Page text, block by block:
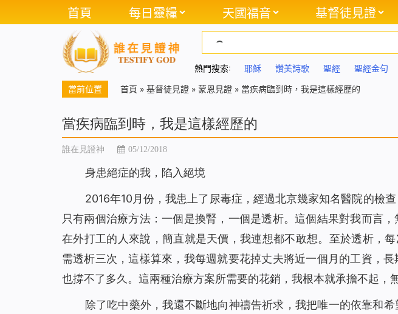
首頁 每日靈糧 天國福音 基督徒見證
熱門搜索: 耶穌 讚美詩歌 聖經 聖經金句
當前位置 首頁 » 基督徒見證 » 蒙恩見證 » 當疾病臨到時，我是這樣經歷的
當疾病臨到時，我是這樣經歷的
誰在見證神 05/12/2018
身患絕症的我，陷入絕境
2016年10月份，我患上了尿毒症，經過北京幾家知名醫院的檢
只有兩個治療方法：一個是換腎，一個是透析。這個結果對我而言
在外打工的人來說，簡直就是天價，我連想都不敢想。至於透析，
需透析三次，這樣算來，我每週就要花掉丈夫將近一個月的工資，
也撐不了多久。這兩種治療方案所需要的花銷，我根本就承擔不起，
除了吃中藥外，我還不斷地向神禱告祈求，我把唯一的依靠和